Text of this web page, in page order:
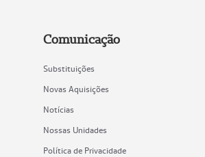
Comunicação
Substituições
Novas Aquisições
Notícias
Nossas Unidades
Política de Privacidade